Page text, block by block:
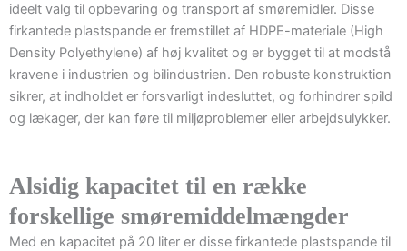
ideelt valg til opbevaring og transport af smøremidler. Disse
firkantede plastspande er fremstillet af HDPE-materiale (High
Density Polyethylene) af høj kvalitet og er bygget til at modstå
kravene i industrien og bilindustrien. Den robuste konstruktion
sikrer, at indholdet er forsvarligt indesluttet, og forhindrer spild
og lækager, der kan føre til miljøproblemer eller arbejdsulykker.
Alsidig kapacitet til en række
forskellige smøremiddelmængder
Med en kapacitet på 20 liter er disse firkantede plastspande til